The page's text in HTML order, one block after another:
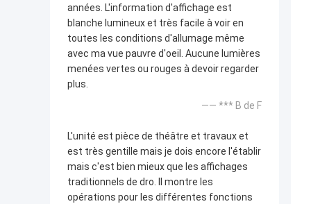
années. L'information d'affichage est
blanche lumineux et très facile à voir en
toutes les conditions d'allumage même
avec ma vue pauvre d'oeil. Aucune lumières
menées vertes ou rouges à devoir regarder
plus.
—— *** B de F
L'unité est pièce de théâtre et travaux et
est très gentille mais je dois encore l'établir
mais c'est bien mieux que les affichages
traditionnels de dro. Il montre les
opérations pour les différentes fonctions